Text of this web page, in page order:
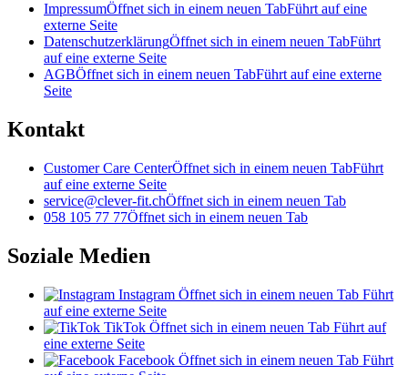
ImpressumÖffnet sich in einem neuen TabFührt auf eine
externe Seite
DatenschutzerklärungÖffnet sich in einem neuen TabFührt
auf eine externe Seite
AGBÖffnet sich in einem neuen TabFührt auf eine externe
Seite
Kontakt
Customer Care CenterÖffnet sich in einem neuen TabFührt
auf eine externe Seite
service@clever-fit.chÖffnet sich in einem neuen Tab
058 105 77 77Öffnet sich in einem neuen Tab
Soziale Medien
Instagram Öffnet sich in einem neuen Tab Führt
auf eine externe Seite
TikTok Öffnet sich in einem neuen Tab Führt auf
eine externe Seite
Facebook Öffnet sich in einem neuen Tab Führt